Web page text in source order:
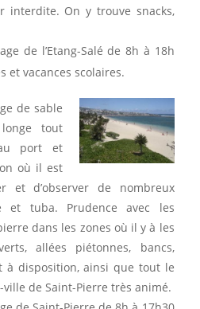
interdite. On y trouve snacks,
de l’Etang-Salé de 8h à 18h
et vacances scolaires.
de sable
tout
port et
où il est
et d’observer de nombreux
et tuba. Prudence avec les
dans les zones où il y à les
allées piétonnes, bancs,
à disposition, ainsi que tout le
de Saint-Pierre très animé.